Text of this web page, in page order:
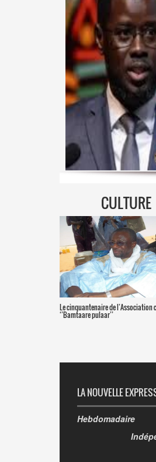
CULTURE
Le cinquantenaire de l’Association
‘’Bamtaare pulaar’’
LA NOUVELLE
Hebdomadaire